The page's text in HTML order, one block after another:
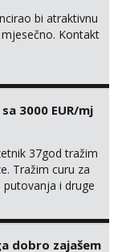
bi atraktivnu
Kontakt
3000 EUR/mj
37god tražim
Tražim curu za
putovanja i druge
i atraktivna
dobro zajašem